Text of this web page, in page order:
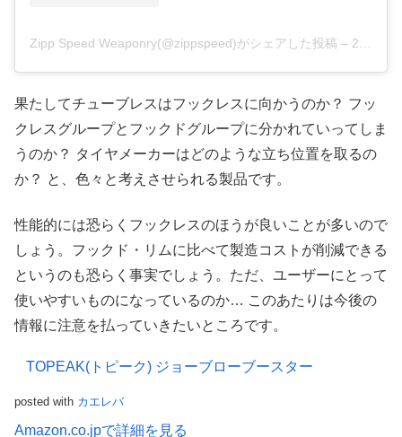
Zipp Speed Weaponry(@zippspeed)がシェアした投稿 – 2020年 5月月5日午前7時10分PDT
果たしてチューブレスはフックレスに向かうのか？ フッ
クレスグループとフックドグループに分かれていってしま
うのか？ タイヤメーカーはどのような立ち位置を取るの
か？ と、色々と考えさせられる製品です。
性能的には恐らくフックレスのほうが良いことが多いので
しょう。フックド・リムに比べて製造コストが削減できる
というのも恐らく事実でしょう。ただ、ユーザーにとって
使いやすいものになっているのか… このあたりは今後の
情報に注意を払っていきたいところです。
TOPEAK(トピーク) ジョーブローブースター
posted with カエレバ
Amazon.co.jpで詳細を見る